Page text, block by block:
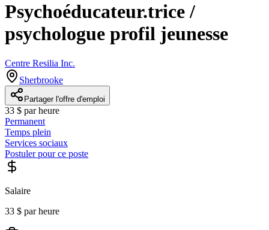
Psychoéducateur.trice /
psychologue profil jeunesse
Centre Resilia Inc.
Sherbrooke
Partager l'offre d'emploi
33 $ par heure
Permanent
Temps plein
Services sociaux
Postuler pour ce poste
Salaire
33 $ par heure